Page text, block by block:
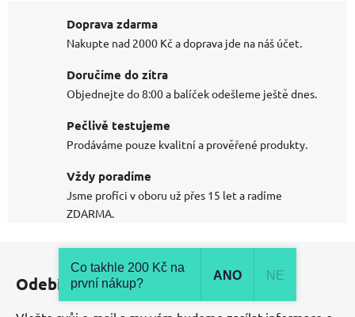
Doprava zdarma
Nakupte nad 2000 Kč a doprava jde na náš účet.
Doručíme do zítra
Objednejte do 8:00 a balíček odešleme ještě dnes.
Pečlivě testujeme
Prodáváme pouze kvalitní a prověřené produkty.
Vždy poradíme
Jsme profíci v oboru už přes 15 let a radíme
ZDARMA.
Odebírat newsletter
Co takhle 200 Kč na
první nákup?
ANO NE